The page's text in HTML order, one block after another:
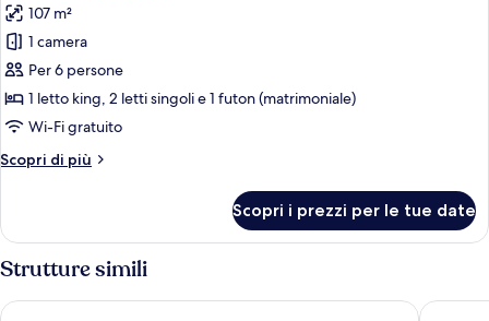
foto
per
Golf
View
Bermuda
Cottage
107 m²
1 camera
Per 6 persone
1 letto king, 2 letti singoli e 1 futon (matrimoniale)
Wi-Fi gratuito
Scopri di più
Altri
View
Bermuda
Cottage
Scopri i prezzi per le tue date
Strutture simili
Fourways Inn Coco